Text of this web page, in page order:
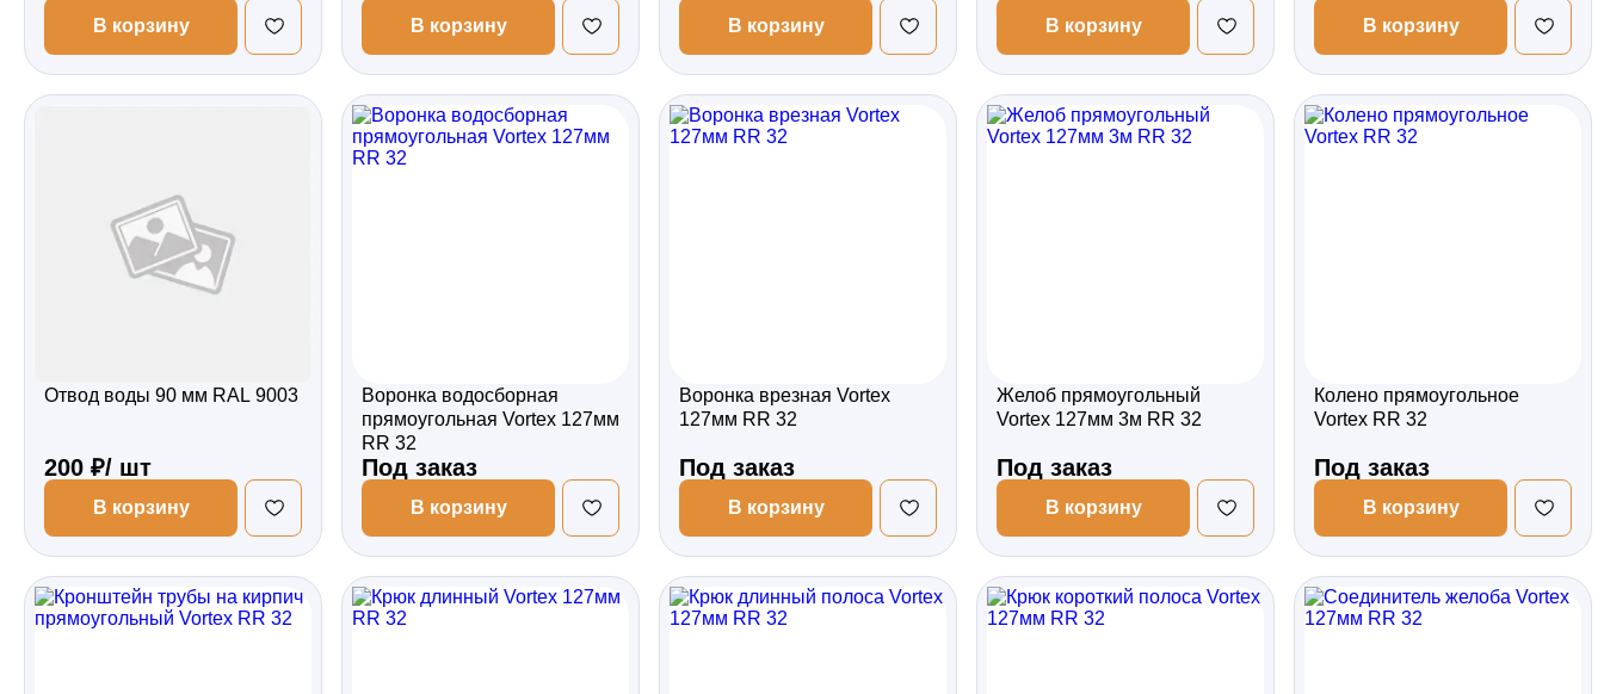
В корзину В корзину В корзину В корзину В корзину
Отвод воды 90 мм RAL 9003
200 ₽/ шт
В корзину
Воронка водосборная
прямоугольная Vortex 127мм
RR 32
Под заказ
В корзину
Воронка врезная Vortex
127мм RR 32
Под заказ
В корзину
Желоб прямоугольный
Vortex 127мм 3м RR 32
Под заказ
В корзину
Колено прямоугольное
Vortex RR 32
Под заказ
В корзину